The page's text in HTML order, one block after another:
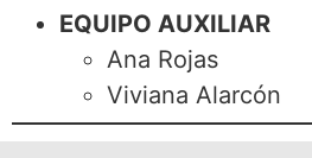
EQUIPO AUXILIAR
Ana Rojas
Viviana Alarcón